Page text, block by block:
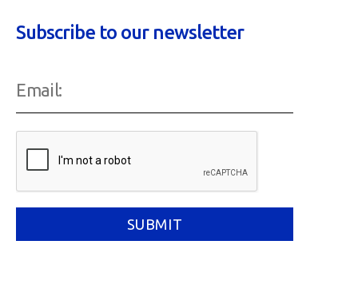
Subscribe to our newsletter